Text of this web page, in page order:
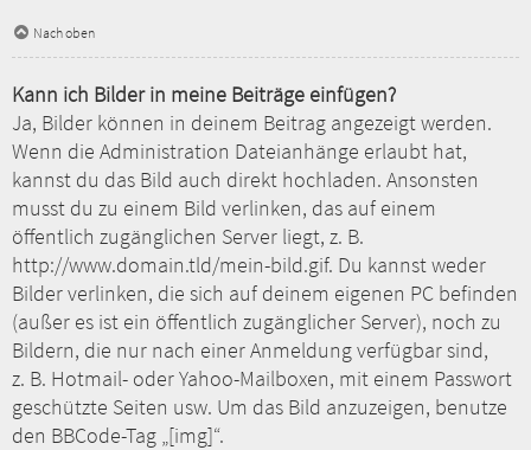
Nach oben
Kann ich Bilder in meine Beiträge einfügen?
Ja, Bilder können in deinem Beitrag angezeigt werden.
Wenn die Administration Dateianhänge erlaubt hat,
kannst du das Bild auch direkt hochladen. Ansonsten
musst du zu einem Bild verlinken, das auf einem
öffentlich zugänglichen Server liegt, z. B.
http://www.domain.tld/mein-bild.gif. Du kannst weder
Bilder verlinken, die sich auf deinem eigenen PC befinden
(außer es ist ein öffentlich zugänglicher Server), noch zu
Bildern, die nur nach einer Anmeldung verfügbar sind,
z. B. Hotmail- oder Yahoo-Mailboxen, mit einem Passwort
geschützte Seiten usw. Um das Bild anzuzeigen, benutze
den BBCode-Tag „[img]“.